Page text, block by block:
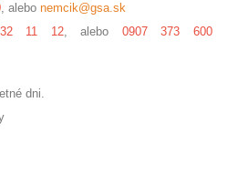
, alebonemcik@gsa.sk
11 12, alebo 0907 373 600
dni.